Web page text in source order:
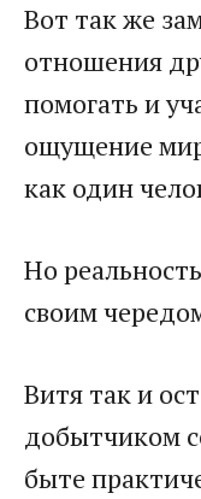
Вот так же
отношения
помогать и
ощущение
как один
Но
своим
Витя так и
добытчиком
быте